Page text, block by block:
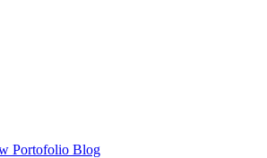
Portofolio Blog